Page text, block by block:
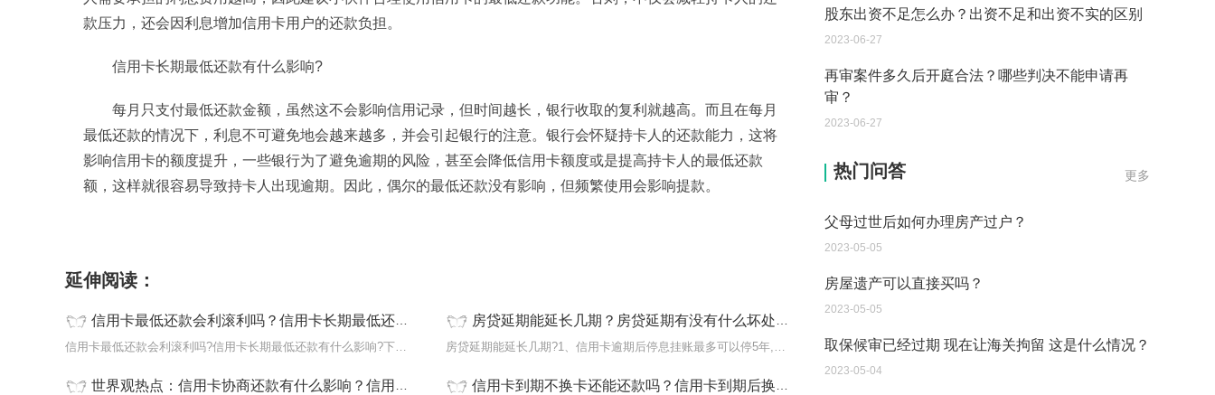
款压力，还会因利息增加信用卡用户的还款负担。
信用卡长期最低还款有什么影响?
每月只支付最低还款金额，虽然这不会影响信用记录，但时间越长，银行收取的复利就越高。而且在每月
最低还款的情况下，利息不可避免地会越来越多，并会引起银行的注意。银行会怀疑持卡人的还款能力，这将
影响信用卡的额度提升，一些银行为了避免逾期的风险，甚至会降低信用卡额度或是提高持卡人的最低还款
额，这样就很容易导致持卡人出现逾期。因此，偶尔的最低还款没有影响，但频繁使用会影响提款。
延伸阅读：
信用卡最低还款会利滚利吗？信用卡长期最低还款有什么影响？_全球百事通
信用卡最低还款会利滚利吗?信用卡长期最低还款有什么影响?下面是小
房贷延期能延长几期？房贷延期有没有什么坏处？ 天天热闻
房贷延期能延长几期?1、信用卡逾期后停息挂账最多可以停5年,即用户
世界观热点：信用卡协商还款有什么影响？信用卡协商还款需要什么材料？ 信用卡到期不换卡还能还款吗？信用卡到期后换卡还要审核吗？_全球视讯
股东出资不足怎么办？出资不足和出资不实的区别
2023-06-27
再审案件多久后开庭合法？哪些判决不能申请再
审？
2023-06-27
更多
热门问答
继承遗产的份额怎么分配？
父母过世后如何办理房产过户？
2023-05-05
房屋遗产可以直接买吗？
2023-05-05
取保候审已经过期 现在让海关拘留 这是什么情况？
2023-05-04